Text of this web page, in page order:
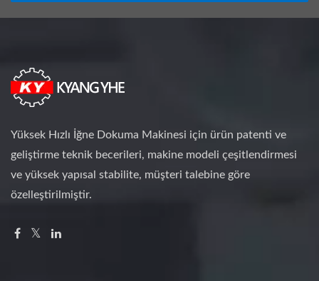
Yüksek Hızlı İğne Dokuma Makinesi için ürün patenti ve
geliştirme teknik becerileri, makine modeli çeşitlendirmesi
ve yüksek yapısal stabilite, müşteri talebine göre
özelleştirilmiştir.